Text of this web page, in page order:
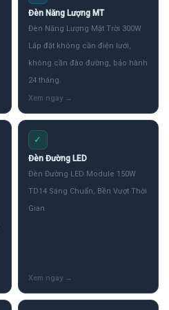
Đèn Năng Lượng MT
Đèn Năng Lượng Mặt Trời 300W
Lắp đặt không cần điện lưới,
không cần đào đường, bảo hành
24 tháng.
✓
Đèn Đường LED
Đèn Đường LED Module 150W
TD14 Sáng Chuẩn, Bền Vượt Thời
Gian